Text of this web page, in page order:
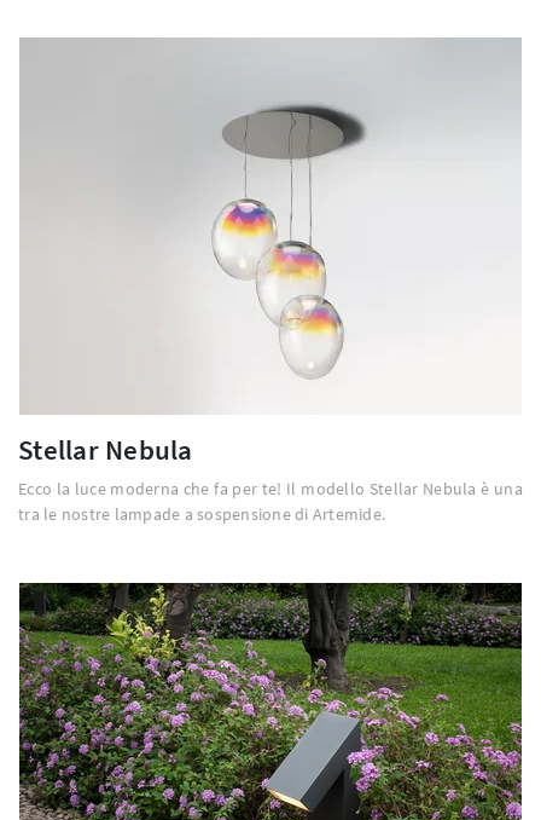
Stellar Nebula
Ecco la luce moderna che fa per te! Il modello Stellar Nebula è una
tra le nostre lampade a sospensione di Artemide.